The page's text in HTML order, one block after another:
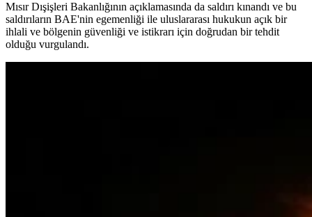
Mısır Dışişleri Bakanlığının açıklamasında da saldırı kınandı ve bu
saldırıların BAE'nin egemenliği ile uluslararası hukukun açık bir
ihlali ve bölgenin güvenliği ve istikrarı için doğrudan bir tehdit
olduğu vurgulandı.